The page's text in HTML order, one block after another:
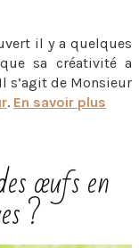
il y a quelques
sa créativité a
s’agit de Monsieur
. En savoir plus
œufs en
?